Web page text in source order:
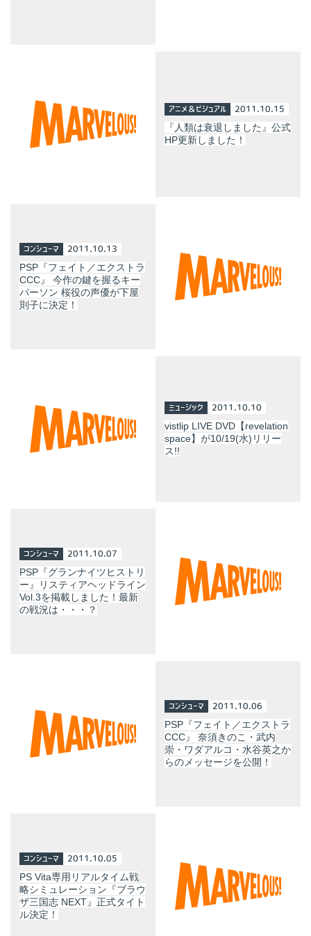
アニメ＆ビジュアル 2011.10.15
『人類は衰退しました』公式
HP更新しました！
コンシューマ 2011.10.13
PSP『フェイト／エクストラ
CCC』 今作の鍵を握るキー
パーソン 桜役の声優が下屋
則子に決定！
ミュージック 2011.10.10
vistlip LIVE DVD【revelation
space】が10/19(水)リリー
ス!!
コンシューマ 2011.10.07
PSP『グランナイツヒストリ
ー』リスティアヘッドライン
Vol.3を掲載しました！最新
の戦況は・・・？
コンシューマ 2011.10.06
PSP『フェイト／エクストラ
CCC』 奈須きのこ・武内
崇・ワダアルコ・水谷英之か
らのメッセージを公開！
コンシューマ 2011.10.05
PS Vita専用リアルタイム戦
略シミュレーション『ブラウ
ザ三国志 NEXT』正式タイト
ル決定！